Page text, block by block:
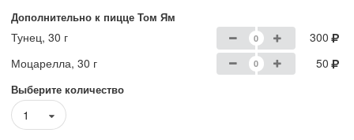
Дополнительно к пицце Том Ям
Тунец, 30 г
300
Моцарелла, 30 г
50
Выберите количество
1